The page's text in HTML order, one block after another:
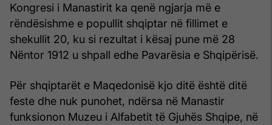
Kongresi i Manastirit ka qenë ngjarja më e
rëndësishme e popullit shqiptar në fillimet e
shekullit 20, ku si rezultat i kësaj pune më 28
Nëntor 1912 u shpall edhe Pavarësia e Shqipërisë.
Për shqiptarët e Maqedonisë kjo ditë është ditë
feste dhe nuk punohet, ndërsa në Manastir
funksionon Muzeu i Alfabetit të Gjuhës Shqipe, në